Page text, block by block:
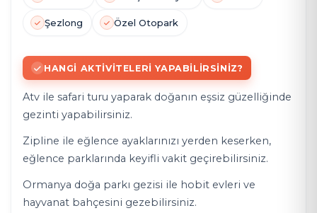
Şezlong Özel Otopark
HANGI AKTIVITELERI YAPABILIRSINIZ?
Atv ile safari turu yaparak doğanın eşsiz güzelliğinde
gezinti yapabilirsiniz.
Zipline ile eğlence ayaklarınızı yerden keserken,
eğlence parklarında keyifli vakit geçirebilirsiniz.
Ormanya doğa parkı gezisi ile hobit evleri ve
hayvanat bahçesini gezebilirsiniz.